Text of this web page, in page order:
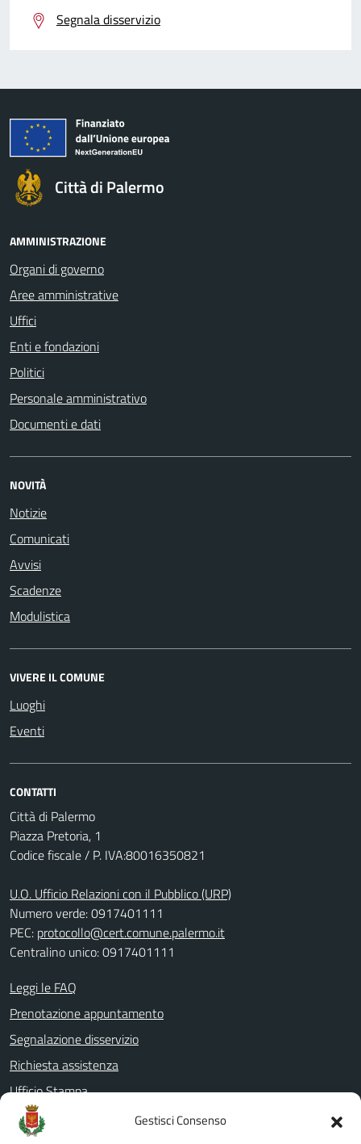
Gestisci Consenso
Segnala disservizio
Città di Palermo
AMMINISTRAZIONE
Organi di governo
Aree amministrative
Uffici
Enti e fondazioni
Politici
Personale amministrativo
Documenti e dati
NOVITÀ
Notizie
Comunicati
Avvisi
Scadenze
Modulistica
VIVERE IL COMUNE
Luoghi
Eventi
CONTATTI
Città di Palermo
Piazza Pretoria, 1
Codice fiscale / P. IVA:80016350821
U.O. Ufficio Relazioni con il Pubblico (URP)
Numero verde: 0917401111
PEC: protocollo@cert.comune.palermo.it
Centralino unico: 0917401111
Leggi le FAQ
Prenotazione appuntamento
Segnalazione disservizio
Richiesta assistenza
Ufficio Stampa
Amministrazione Trasparente